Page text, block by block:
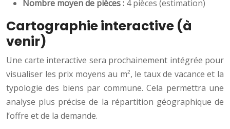
Nombre moyen de pièces : 4 pièces (estimation)
Cartographie interactive (à
venir)
Une carte interactive sera prochainement intégrée pour
visualiser les prix moyens au m², le taux de vacance et la
typologie des biens par commune. Cela permettra une
analyse plus précise de la répartition géographique de
l’offre et de la demande.